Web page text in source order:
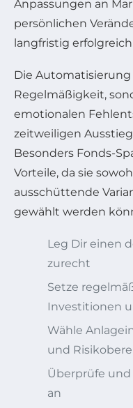
Anpassungen an
persönlichen
langfristig
Die
Regelmäßigkeit,
emotionalen
zeitweiligen
Besonders Fonds-
Vorteile, da sie
ausschüttende
gewählt werden
Leg Dir einen
zurecht
Setze
Investitionen
Wähle
und
Überprüfe und
an